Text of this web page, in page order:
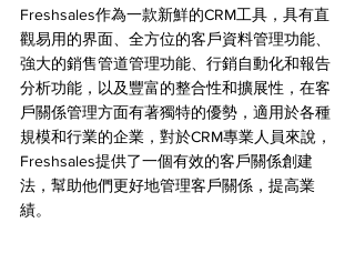
Freshsales作為一款新鮮的CRM工具，具有直
觀易用的界面、全方位的客戶資料管理功能、
強大的銷售管道管理功能、行銷自動化和報告
分析功能，以及豐富的整合性和擴展性，在客
戶關係管理方面有著獨特的優勢，適用於各種
規模和行業的企業，對於CRM專業人員來說，
Freshsales提供了一個有效的客戶關係創建
法，幫助他們更好地管理客戶關係，提高業
績。